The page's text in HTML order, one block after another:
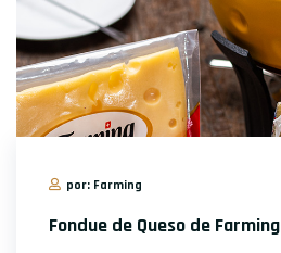
por: Farming
Fondue de Queso de Farming